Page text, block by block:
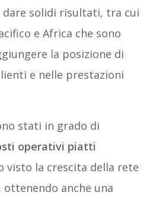
dare solidi risultati, tra cui
e Africa che sono
la posizione di
e nelle prestazioni
stati in grado di
operativi piatti
visto la crescita della rete
ottenendo anche una